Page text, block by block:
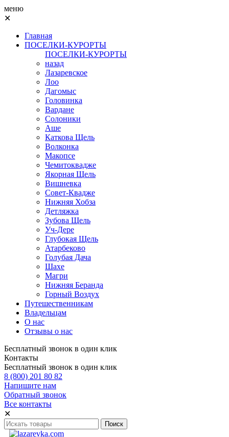
меню
✕
Главная
ПОСЕЛКИ-КУРОРТЫ
ПОСЕЛКИ-КУРОРТЫ
назад
Лазаревское
Лоо
Дагомыс
Головинка
Вардане
Солоники
Аше
Каткова Щель
Волконка
Макопсе
Чемитоквадже
Якорная Щель
Вишневка
Совет-Квадже
Нижняя Хобза
Детляжка
Зубова Щель
Уч-Дере
Глубокая Щель
Атарбеково
Голубая Дача
Шахе
Магри
Нижняя Беранда
Горный Воздух
Путешественникам
Владельцам
О нас
Отзывы о нас
Бесплатный звонок в один клик
Контакты
Бесплатный звонок в один клик
8 (800) 201 80 82
Напишите нам
Обратный звонок
Все контакты
✕